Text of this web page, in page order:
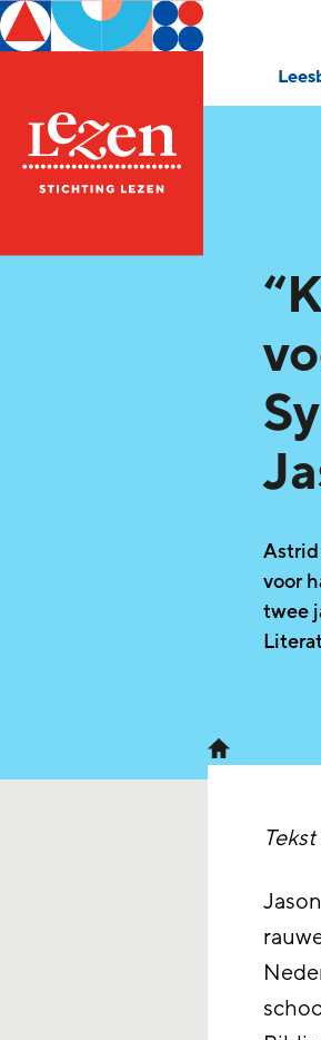
Astrid
voor
twee